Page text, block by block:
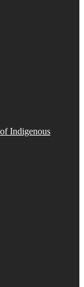
Indigenous